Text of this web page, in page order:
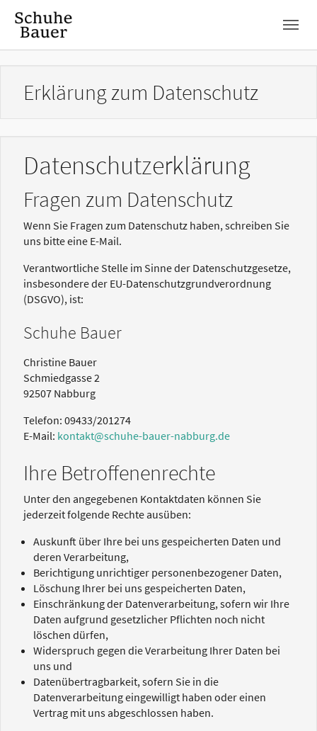
Erklärung zum Datenschutz
Datenschutzerklärung
Fragen zum Datenschutz
Wenn Sie Fragen zum Datenschutz haben, schreiben Sie
uns bitte eine E-Mail.
Verantwortliche Stelle im Sinne der Datenschutzgesetze,
insbesondere der EU-Datenschutzgrundverordnung
(DSGVO), ist:
Schuhe Bauer
Christine Bauer
Schmiedgasse 2
92507 Nabburg
Telefon: 09433/201274
E-Mail: kontakt@schuhe-bauer-nabburg.de
Ihre Betroffenenrechte
Unter den angegebenen Kontaktdaten können Sie
jederzeit folgende Rechte ausüben:
Auskunft über Ihre bei uns gespeicherten Daten und
deren Verarbeitung,
Berichtigung unrichtiger personenbezogener Daten,
Löschung Ihrer bei uns gespeicherten Daten,
Einschränkung der Datenverarbeitung, sofern wir Ihre
Daten aufgrund gesetzlicher Pflichten noch nicht
löschen dürfen,
Widerspruch gegen die Verarbeitung Ihrer Daten bei
uns und
Datenübertragbarkeit, sofern Sie in die
Datenverarbeitung eingewilligt haben oder einen
Vertrag mit uns abgeschlossen haben.